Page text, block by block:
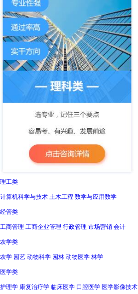
理工类
计算机科学与技术 土木工程 数学与应用数学
经管类
工商管理 工商企业管理 行政管理 市场营销 会计
农学类
农学 园艺 动物科学 园林 动物医学 林学
医学类
护理学 康复治疗学 临床医学 口腔医学 医学影像技术